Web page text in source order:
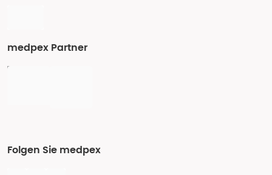
medpex Partner
Folgen Sie medpex